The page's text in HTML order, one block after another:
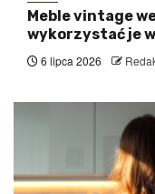
Meble vintage
wykorzystać je
6 lipca 2026